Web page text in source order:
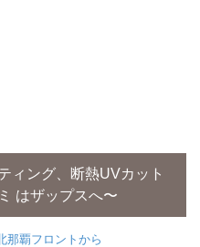
ィング、断熱UVカット
はザップスへ〜
那覇フロントから